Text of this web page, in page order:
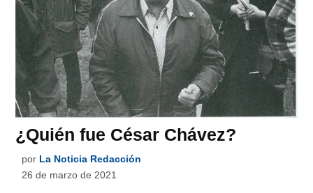
¿Quién fue César Chávez?
por La Noticia Redacción
26 de marzo de 2021